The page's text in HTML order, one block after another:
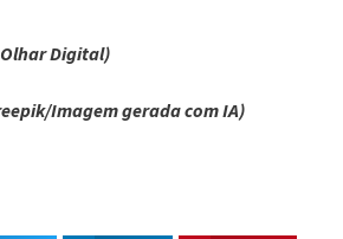
Digital)
Imagem gerada com IA)